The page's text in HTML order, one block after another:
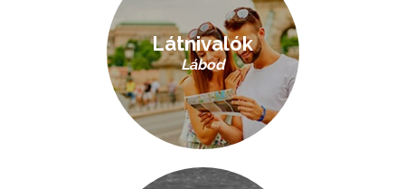
Látnivalók
Lábod